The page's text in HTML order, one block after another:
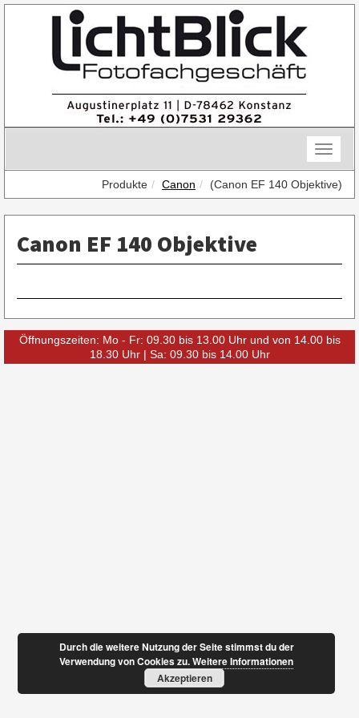
Toggle
Produkte
Canon (Canon EF 140 Objektive)
Canon EF 140 Objektive
Öffnungszeiten: Mo - Fr: 09.30 bis 13.00 Uhr und von 14.00 bis
18.30 Uhr | Sa: 09.30 bis 14.00 Uhr
Durch die weitere Nutzung der Seite stimmst du der
Verwendung von Cookies zu.Weitere Informationen
Akzeptieren